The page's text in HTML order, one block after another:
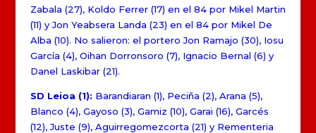
Zabala (27), Koldo Ferrer (17) en el 84 por Mikel Martin
(11) y Jon Yeabsera Landa (23) en el 84 por Mikel De
Alba (10). No salieron: el portero Jon Ramajo (30), Iosu
García (4), Oihan Dorronsoro (7), Ignacio Bernal (6) y
Danel Laskibar (21).
SD Leioa (1): Barandiaran (1), Peciña (2), Arana (5),
Blanco (4), Gayoso (3), Gamiz (10), Garai (16), Garcés
(12), Juste (9), Aguirregomezcorta (21) y Rementeria